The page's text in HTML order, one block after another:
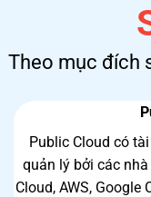
Theo mục đích
Public Cloud có
quản lý bởi các
Cloud, AWS,